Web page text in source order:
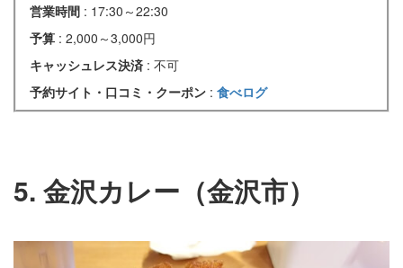
営業時間 : 17:30～22:30
予算 : 2,000～3,000円
キャッシュレス決済 : 不可
予約サイト・口コミ・クーポン : 食べログ
5. 金沢カレー（金沢市）